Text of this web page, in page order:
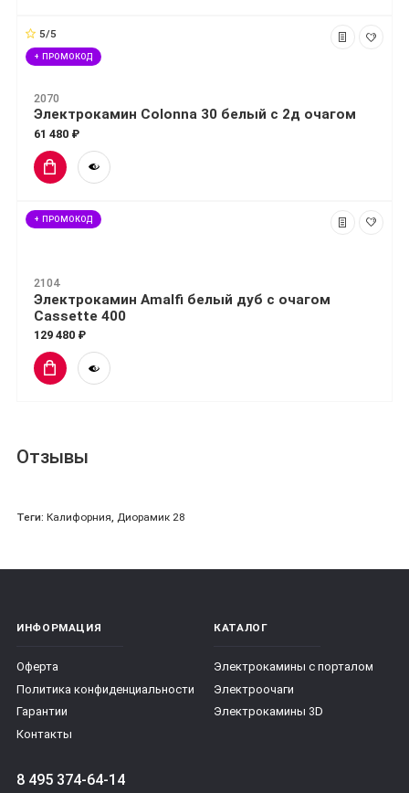
5/5
+ ПРОМОКОД
2070
Электрокамин Colonna 30 белый с 2д очагом
61 480 ₽
+ ПРОМОКОД
2104
Электрокамин Amalfi белый дуб с очагом
Cassette 400
129 480 ₽
Отзывы
Теги: Калифорния, Диорамик 28
ИНФОРМАЦИЯ
Оферта
Политика конфиденциальности
Гарантии
Контакты
КАТАЛОГ
Электрокамины с порталом
Электроочаги
Электрокамины 3D
8 495 374-64-14